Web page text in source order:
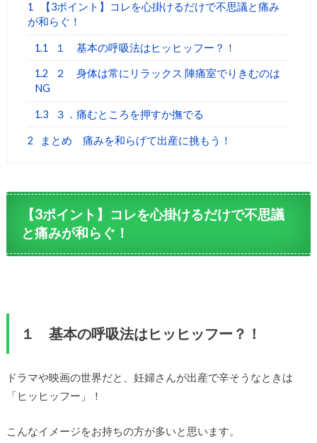
1
【3ポイント】コレを心掛けるだけで不思議と痛み
が和らぐ！
1.1 １ 基本の呼吸法はヒッヒッフー？！
1.2
２ 身体は常にリラックス 陣痛室でりきむのは
NG
1.3 ３．痛むところを押すか撫でる
2 まとめ 痛みを和らげて出産に挑もう！
【3ポイント】コレを心掛けるだけで不思議
と痛みが和らぐ！
１ 基本の呼吸法はヒッヒッフー？！
ドラマや映画の世界だと、妊婦さんが出産で辛そうなときは
「ヒッヒッフー」！
こんなイメージをお持ちの方が多いと思います。